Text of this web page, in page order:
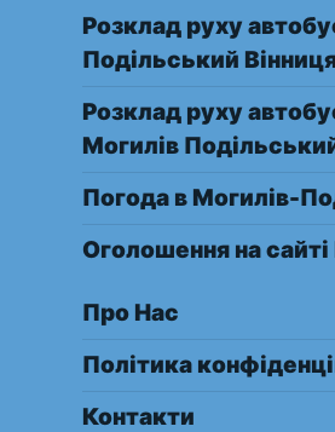
Розклад руху
Подільський
Розклад руху
Могилів
Погода в Могилів-
Оголошення на
Про Нас
Політика
Контакти